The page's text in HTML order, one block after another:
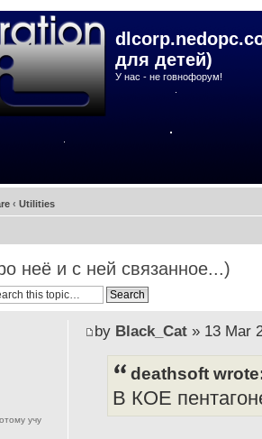
для детей)
У нас - не говнофорум!
‹ Utilities
неё и с ней связанное...)
by Black_Cat» 13 Mar
deathsoft
В КОЕ
учу